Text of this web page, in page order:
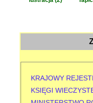
KRAJOWY
KSIĘGI